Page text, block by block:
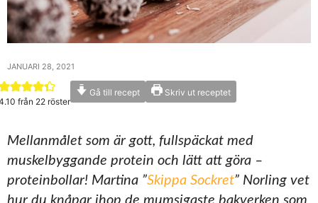
JANUARI 28, 2021
från 22 röster
Gå till recept Skriv ut receptet
Mellanmålet som är gott, fullspäckat med
muskelbyggande protein och lätt att göra –
proteinbollar! Martina ”Skippa Sockret” Norling vet
hur du knåpar ihop de mumsigaste bakverken som